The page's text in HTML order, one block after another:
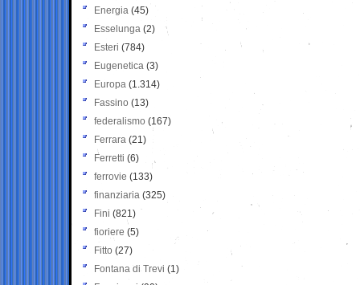
Energia (45)
Esselunga (2)
Esteri (784)
Eugenetica (3)
Europa (1.314)
Fassino (13)
federalismo (167)
Ferrara (21)
Ferretti (6)
ferrovie (133)
finanziaria (325)
Fini (821)
fioriere (5)
Fitto (27)
Fontana di Trevi (1)